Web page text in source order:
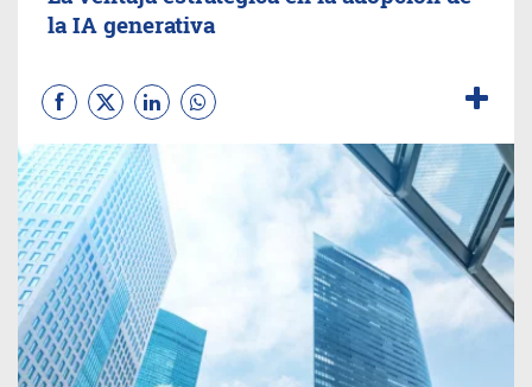
la IA generativa